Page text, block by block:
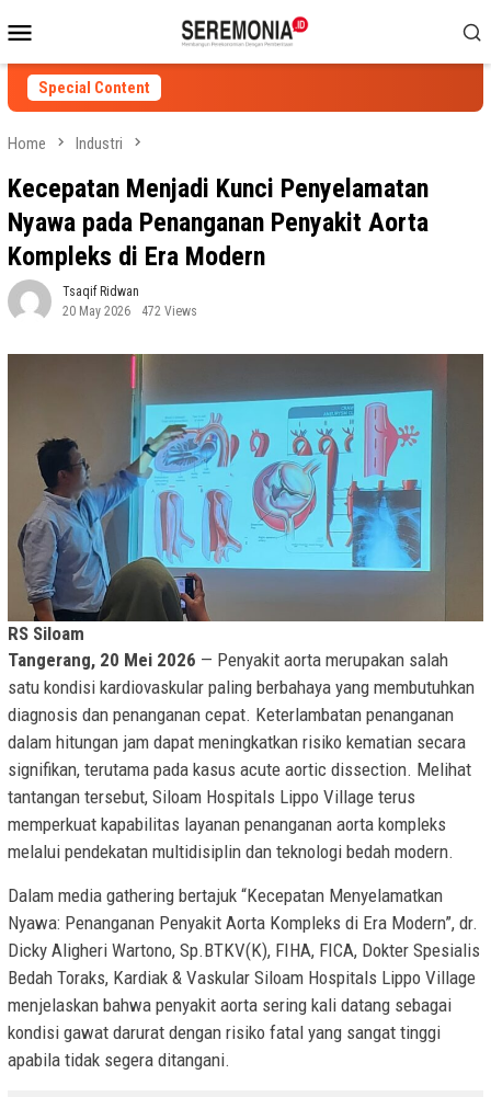
to
contentMenu
Special Content
Home Industri
Kecepatan Menjadi Kunci Penyelamatan
Nyawa pada Penanganan Penyakit Aorta
Kompleks di Era Modern
Tsaqif Ridwan
20 May 2026
472 Views
RS Siloam
Tangerang, 20 Mei 2026 — Penyakit aorta merupakan salah
satu kondisi kardiovaskular paling berbahaya yang membutuhkan
diagnosis dan penanganan cepat. Keterlambatan penanganan
dalam hitungan jam dapat meningkatkan risiko kematian secara
signifikan, terutama pada kasus acute aortic dissection. Melihat
tantangan tersebut, Siloam Hospitals Lippo Village terus
memperkuat kapabilitas layanan penanganan aorta kompleks
melalui pendekatan multidisiplin dan teknologi bedah modern.
Dalam media gathering bertajuk “Kecepatan Menyelamatkan
Nyawa: Penanganan Penyakit Aorta Kompleks di Era Modern”, dr.
Dicky Aligheri Wartono, Sp.BTKV(K), FIHA, FICA, Dokter Spesialis
Bedah Toraks, Kardiak & Vaskular Siloam Hospitals Lippo Village
menjelaskan bahwa penyakit aorta sering kali datang sebagai
kondisi gawat darurat dengan risiko fatal yang sangat tinggi
apabila tidak segera ditangani.